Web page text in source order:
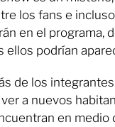
los fans e
en el programa,
ellos podrían
de los
a nuevos
en medio